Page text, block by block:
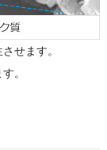
せます。
。